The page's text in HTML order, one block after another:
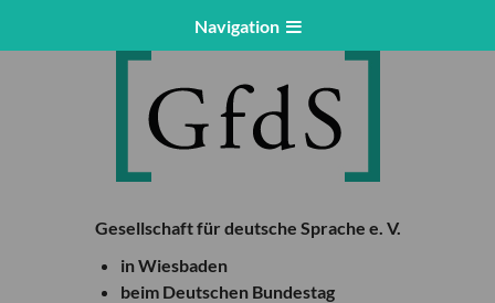
Navigation
Gesellschaft für deutsche Sprache e. V.
in Wiesbaden
beim Deutschen Bundestag